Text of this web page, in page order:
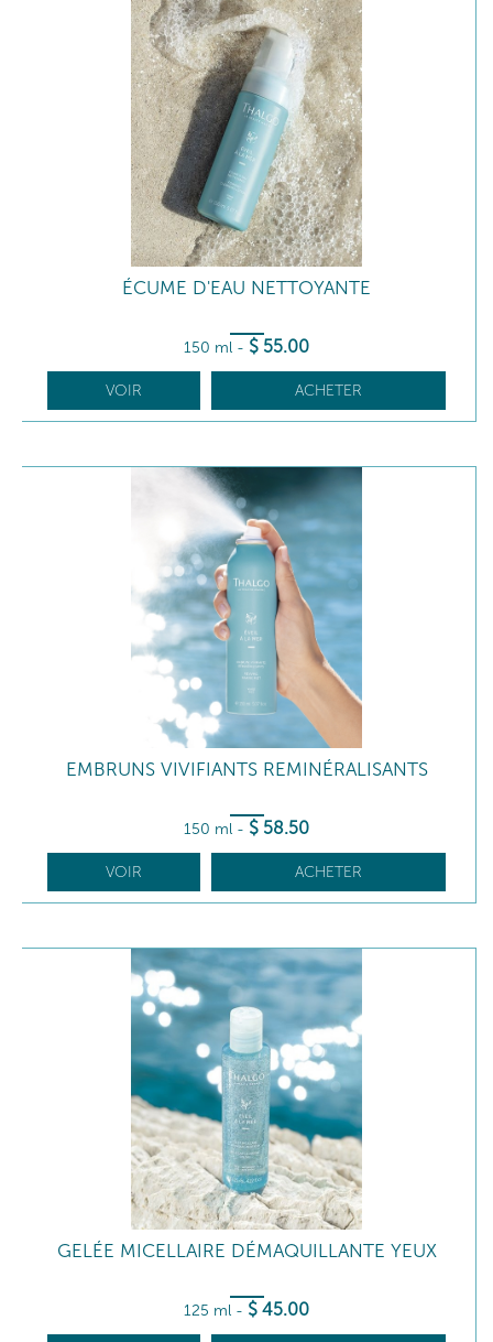
ÉCUME D'EAU NETTOYANTE
150 ml - $ 55.00
VOIR ACHETER
EMBRUNS VIVIFIANTS REMINÉRALISANTS
150 ml - $ 58.50
VOIR ACHETER
GELÉE MICELLAIRE DÉMAQUILLANTE YEUX
125 ml - $ 45.00